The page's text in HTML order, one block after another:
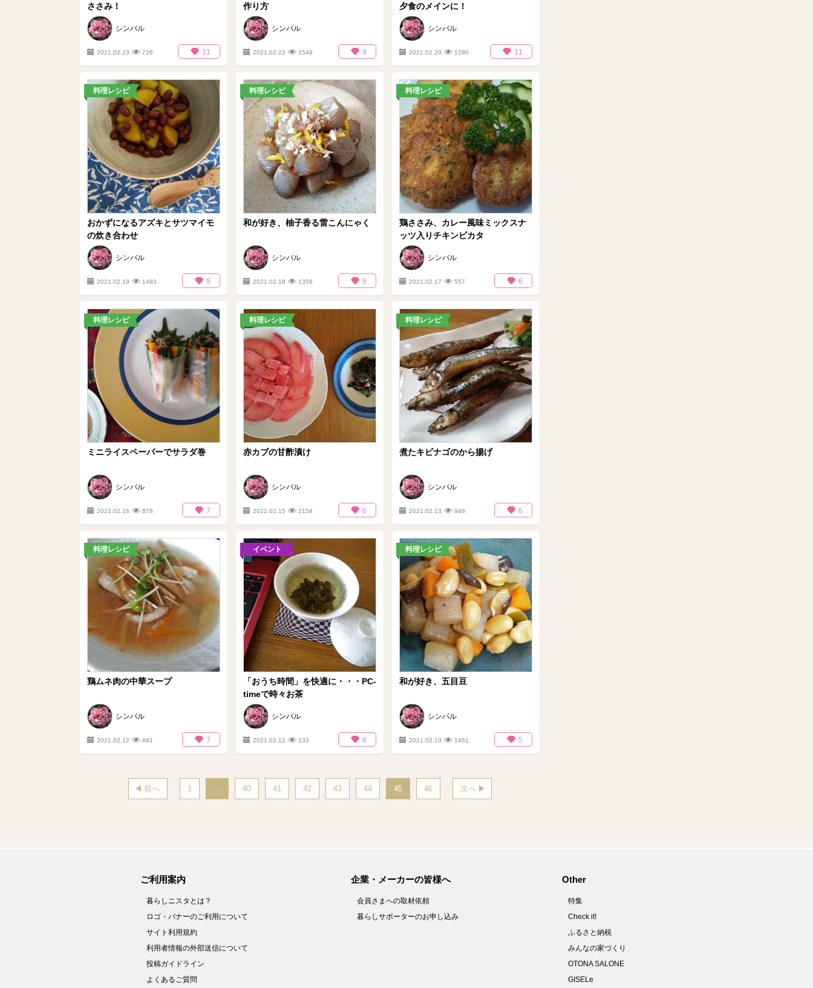
ささみ！
シンバル
2021.02.23 726 11
作り方
シンバル
2021.02.22 1549 9
夕食のメインに！
シンバル
2021.02.20 1290 11
料理レシピ
おかずになるアズキとサツマイモ
の炊き合わせ
シンバル
2021.02.19 1483 9
料理レシピ
和が好き、柚子香る雷こんにゃく
シンバル
2021.02.18 1358 6
料理レシピ
鶏ささみ、カレー風味ミックスナ
ッツ入りチキンピカタ
シンバル
2021.02.17 557 6
料理レシピ
ミニライスペーパーでサラダ巻
シンバル
2021.02.16 878 7
料理レシピ
赤カブの甘酢漬け
シンバル
2021.02.15 2154 6
料理レシピ
煮たキビナゴのから揚げ
シンバル
2021.02.13 946 6
料理レシピ
鶏ムネ肉の中華スープ
シンバル
2021.02.12 841 7
イベント
「おうち時間」を快適に・・・PC-
timeで時々お茶
シンバル
2021.02.12 133 8
料理レシピ
和が好き、五目豆
シンバル
2021.02.10 1461 5
前へ 1 ... 40 41 42 43 44 45 46 次へ
ご利用案内
暮らしニスタとは？
ロゴ・バナーのご利用について
サイト利用規約
利用者情報の外部送信について
投稿ガイドライン
よくあるご質問
企業・メーカーの皆様へ
会員さまへの取材依頼
暮らしサポーターのお申し込み
Other
特集
Check it!
ふるさと納税
みんなの家づくり
OTONA SALONE
GISELe